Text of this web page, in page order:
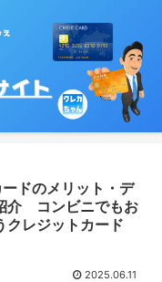
ドのメリット・デ
介 コンビニでもお
クレジットカード
2025.06.11